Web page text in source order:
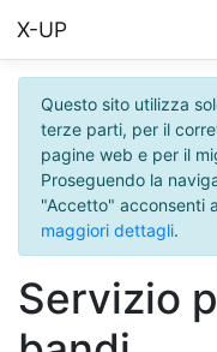
X-UP
Questo sito utilizza
terze parti, per il
pagine web e per il
Proseguendo la
"Accetto" acconsenti
maggiori dettagli.
Servizio